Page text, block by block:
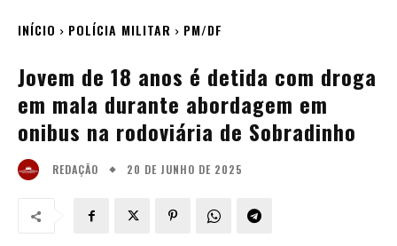
INÍCIO POLÍCIA MILITAR PM/DF
Jovem de 18 anos é detida com droga
em mala durante abordagem em
onibus na rodoviária de Sobradinho
REDAÇÃO 20 DE JUNHO DE 2025